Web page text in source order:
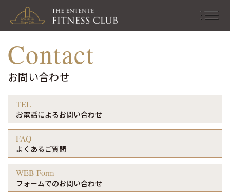
men
Contact
お問い合わせ
TEL
お電話によるお問い合わせ
FAQ
よくあるご質問
WEB Form
フォームでのお問い合わせ